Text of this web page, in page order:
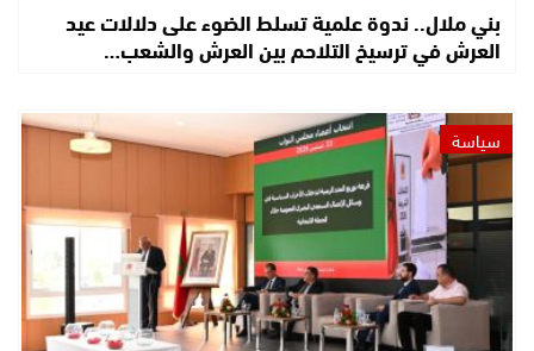
بني ملال.. ندوة علمية تسلط الضوء على دلالات عيد
العرش في ترسيخ التلاحم بين العرش والشعب…
سياسة